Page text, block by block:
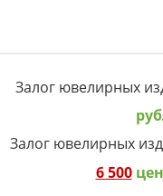
Залог ювелирных
Залог ювелирных
6 500